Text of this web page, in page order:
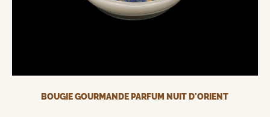
BOUGIE GOURMANDE PARFUM NUIT D'ORIENT